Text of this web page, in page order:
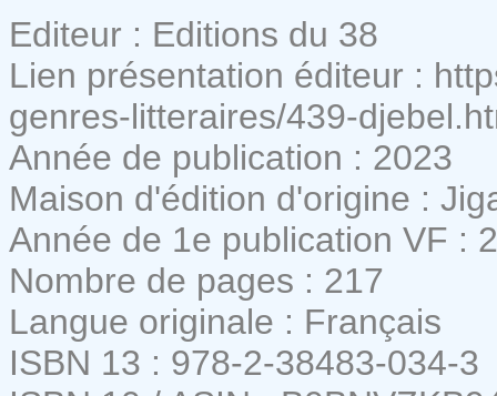
Editeur : Editions du 38
Lien présentation éditeur :
genres-litteraires/439-
Année de publication : 2023
Maison d'édition d'origine :
Année de 1e publication VF :
Nombre de pages : 217
Langue originale : Français
ISBN 13 : 978-2-38483-034-3